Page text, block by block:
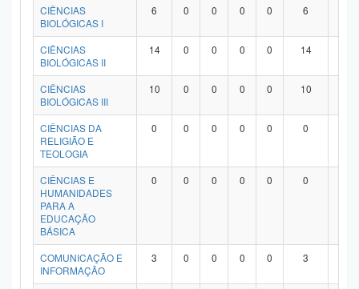
CIÊNCIAS
BIOLÓGICAS I
6 0 0 0 0 6
CIÊNCIAS
BIOLÓGICAS II
14 0 0 0 0 14
CIÊNCIAS
BIOLÓGICAS III
10 0 0 0 0 10
CIÊNCIAS DA
RELIGIÃO E
TEOLOGIA
0 0 0 0 0 0
CIÊNCIAS E
HUMANIDADES
PARA A
EDUCAÇÃO
BÁSICA
0 0 0 0 0 0
COMUNICAÇÃO E
INFORMAÇÃO
3 0 0 0 0 3